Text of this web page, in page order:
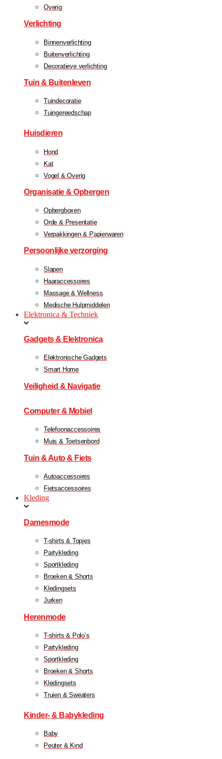
Overig
Verlichting
Binnenverlichting
Buitenverlichting
Decoratieve verlichting
Tuin & Buitenleven
Tuindecoratie
Tuingereedschap
Huisdieren
Hond
Kat
Vogel & Overig
Organisatie & Opbergen
Opbergboxen
Orde & Presentatie
Verpakkingen & Papierwaren
Persoonlijke verzorging
Slapen
Haaraccessoires
Massage & Wellness
Medische Hulpmiddelen
Elektronica & Techniek
Gadgets & Elektronica
Elektronische Gadgets
Smart Home
Veiligheid & Navigatie
Computer & Mobiel
Telefoonaccessoires
Muis & Toetsenbord
Tuin & Auto & Fiets
Autoaccessoires
Fietsaccessoires
Kleding
Damesmode
T-shirts & Topjes
Partykleding
Sportkleding
Broeken & Shorts
Kledingsets
Jurken
Herenmode
T-shirts & Polo’s
Partykleding
Sportkleding
Broeken & Shorts
Kledingsets
Truien & Sweaters
Kinder- & Babykleding
Baby
Peuter & Kind